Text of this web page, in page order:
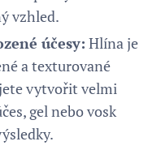
vzhled.
účesy: Hlína je
a texturované
vytvořit velmi
gel nebo vosk